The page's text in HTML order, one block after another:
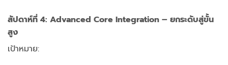
สัปดาห์ที่ 4: Advanced Core Integration – ยกระดับสู่ขั้น
สูง
เป้าหมาย: